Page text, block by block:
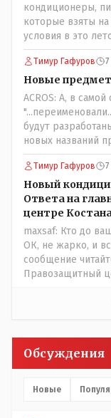
кондиционеры,
которые взяты
условия в это
Вы считаете
комментарий
трагедии, то
воду, и новые
температурный
часть -
информация
Тимур Гафуров 7
Новые
ACROS: А, в самой
будут
новых названий
Хоть и
Тимур Гафуров 7
Новый
Ответа на
центре
maxsaf: Кто до
ОК, не жарко, и
сообщение
Правозащитный
прислали ему в
настоящему
помещениях,
установлены
Обсуждения
Новые